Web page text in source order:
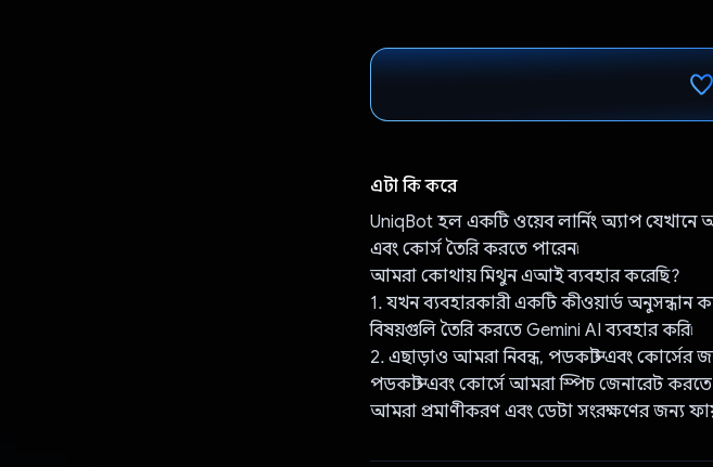
এটা কি করে
UniqBot হল একটি ওয়েব লার্নিং অ্যাপ যেখানে
এবং কোর্স তৈরি করতে পারেন৷
আমরা কোথায় মিথুন এআই ব্যবহার করেছি?
1. যখন ব্যবহারকারী একটি কীওয়ার্ড অনুসন্ধান
বিষয়গুলি তৈরি করতে Gemini AI ব্যবহার করি৷
2. এছাড়াও আমরা নিবন্ধ, পডকাস্ট এবং কোর্সের
পডকাস্ট এবং কোর্সে আমরা স্পিচ জেনারেট
আমরা প্রমাণীকরণ এবং ডেটা সংরক্ষণের জন্য